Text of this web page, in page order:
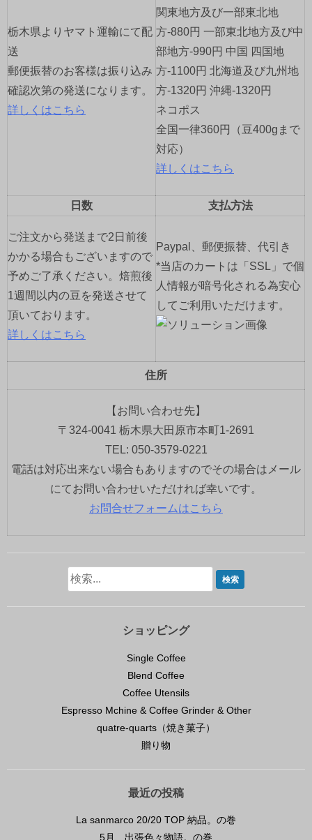
ョ
ン
栃木県よりヤマト運輸にて配
送
郵便振替のお客様は振り込み
確認次第の発送になります。
詳しくはこちら
関東地方及び一部東北地
方-880円 一部東北地方及び中
部地方-990円 中国 四国地
方-1100円 北海道及び九州地
方-1320円 沖縄-1320円
ネコポス
全国一律360円（豆400gまで
対応）
詳しくはこちら
日数 支払方法
ご注文から発送まで2日前後
かかる場合もございますので
予めご了承ください。焙煎後
1週間以内の豆を発送させて
頂いております。
詳しくはこちら
Paypal、郵便振替、代引き
*当店のカートは「SSL」で個
人情報が暗号化される為安心
してご利用いただけます。
住所
【お問い合わせ先】
〒324-0041 栃木県大田原市本町1-2691
TEL: 050-3579-0221
電話は対応出来ない場合もありますのでその場合はメール
にてお問い合わせいただければ幸いです。
お問合せフォームはこちら
ショッピング
Single Coffee
Blend Coffee
Coffee Utensils
Espresso Mchine & Coffee Grinder & Other
quatre-quarts（焼き菓子）
贈り物
最近の投稿
La sanmarco 20/20 TOP 納品。の巻
5月、出張色々物語。の巻